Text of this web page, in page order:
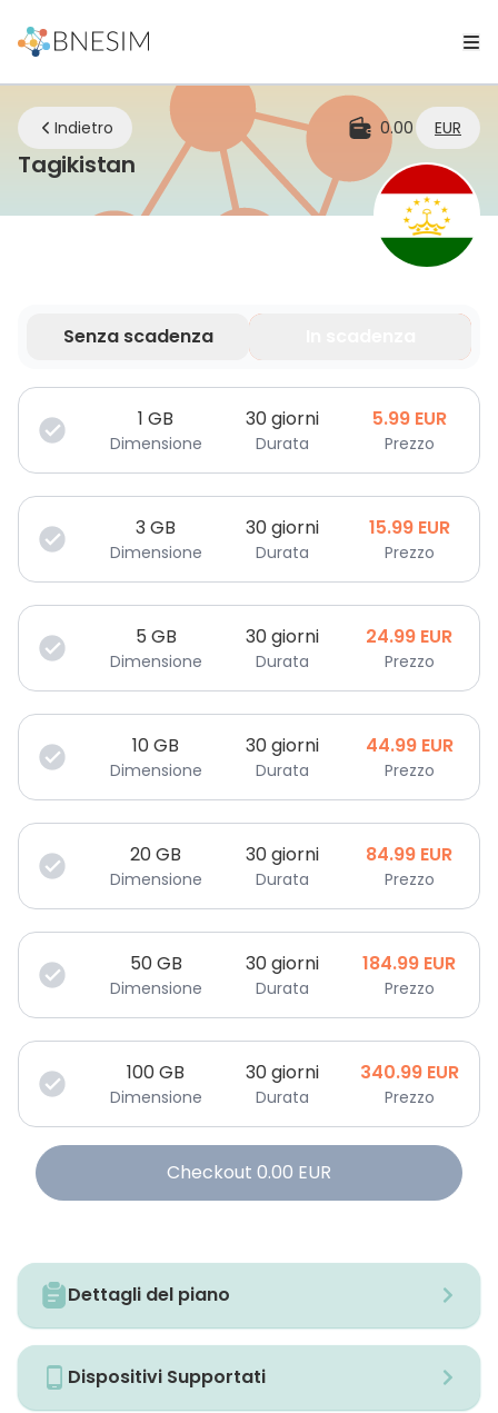
Indietro 0.00 EUR
Tagikistan eSIM | Rimani connesso
Senza scadenza
I tuoi dati sono validi per un periodo limitato.
1 GB
Dimensione
30 giorni
Durata
5.99 EUR
Prezzo
3GB
Dimensione
30 giorni
Durata
15.99 EUR
Prezzo
5 GB
Dimensione
30 giorni
Durata
24.99 EUR
Prezzo
10GB
Dimensione
30 giorni
Durata
44.99 EUR
Prezzo
20GB
Dimensione
30 giorni
Durata
84.99 EUR
Prezzo
50GB
Dimensione
30 giorni
Durata
184.99 EUR
Prezzo
100GB
Dimensione
30 giorni
Durata
340.99 EUR
Prezzo
Checkout 0.00 EUR
Dettagli del piano
Dispositivi Supportati